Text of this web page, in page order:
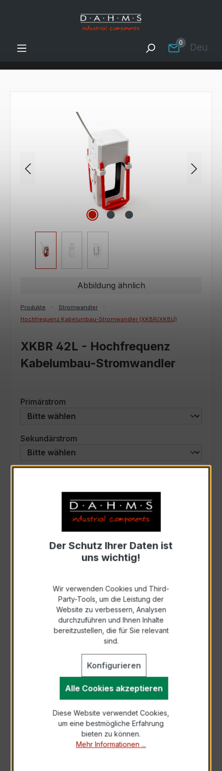
Zum Hauptinhalt springen
0
Bildergalerie überspringen
Abbildung ähnlich
Produkte
Stromwandler
Hochfrequenz Kabelumbau-Stromwandler (XKBR/XKBU)
XKBR 42L - Hochfrequenz
Kabelumbau-Stromwandler
Primärstrom
Sekundärstrom
Scheinleistung (VA)auswählen
Auswahl zurücksetzen
Anfrage schriftlich
Als PDF exportieren
BESCHREIBUNG
Stromwandler ist ein kompakter, hochpräziser
Niederspannungs-Messwandler der
Mehr
Der Schutz Ihrer Daten ist
uns wichtig!
Wir verwenden Cookies und Third-
Party-Tools, um die Leistung der
Website zu verbessern, Analysen
durchzuführen und Ihnen Inhalte
bereitzustellen, die für Sie relevant
sind.
Konfigurieren
Alle Cookies akzeptieren
Diese Website verwendet Cookies,
um eine bestmögliche Erfahrung
bieten zu können.
Mehr Informationen ...